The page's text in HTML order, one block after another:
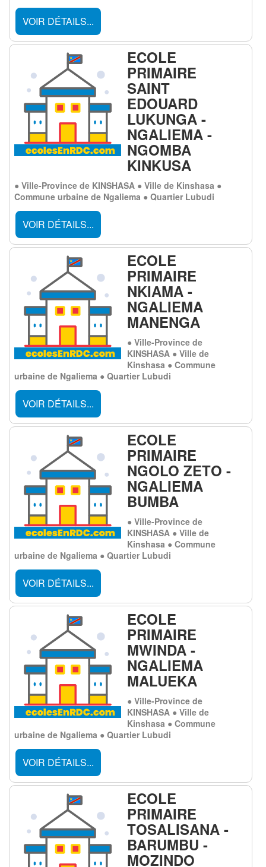
VOIR DÉTAILS...
ECOLE
PRIMAIRE
SAINT
EDOUARD
LUKUNGA -
NGALIEMA -
NGOMBA
KINKUSA
● Ville-Province de KINSHASA ● Ville de Kinshasa ●
Commune urbaine de Ngaliema ● Quartier Lubudi
VOIR DÉTAILS...
ECOLE
PRIMAIRE
NKIAMA -
NGALIEMA
MANENGA
● Ville-Province de
KINSHASA ● Ville de
Kinshasa ● Commune
urbaine de Ngaliema ● Quartier Lubudi
VOIR DÉTAILS...
ECOLE
PRIMAIRE
NGOLO ZETO -
NGALIEMA
BUMBA
● Ville-Province de
KINSHASA ● Ville de
Kinshasa ● Commune
urbaine de Ngaliema ● Quartier Lubudi
VOIR DÉTAILS...
ECOLE
PRIMAIRE
MWINDA -
NGALIEMA
MALUEKA
● Ville-Province de
KINSHASA ● Ville de
Kinshasa ● Commune
urbaine de Ngaliema ● Quartier Lubudi
VOIR DÉTAILS...
ECOLE
PRIMAIRE
TOSALISANA -
BARUMBU -
MOZINDO